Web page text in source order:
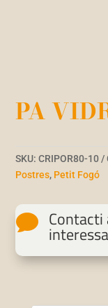
PA
SKU:CRIPOR80-10
Postres, Petit Fogó
